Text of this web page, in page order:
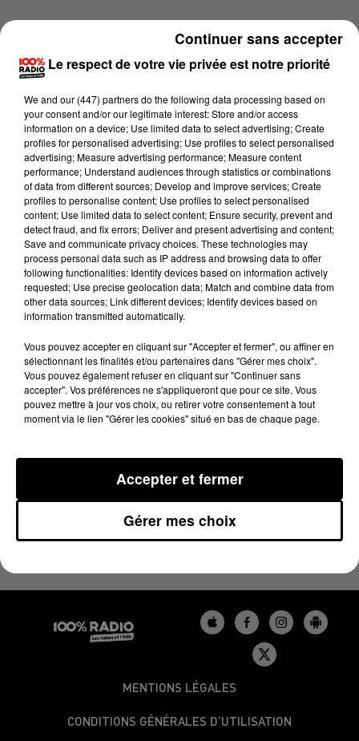
Lecture (5 min 31 sec)
Le carré VIP SUR 100% radio
29 mai 2024 - 5 min 31 sec
LE CARRÉ VIP SUR 100% AVEC LES COACHS
MENTIONS LÉGALES
CONDITIONS GÉNÉRALES D’UTILISATION
Le respect de votre vie privée est notre priorité
We and our (447) partnersdo the following data processing based on
your consent and/or our legitimate interest: Store and/or access
information on a device; Use limited data to select advertising; Create
profiles for personalised advertising; Use profiles to select personalised
advertising; Measure advertising performance; Measure content
performance; Understand audiences through statistics or combinations
of data from different sources; Develop and improve services; Create
profiles to personalise content; Use profiles to select personalised
content; Use limited data to select content; Ensure security, prevent and
detect fraud, and fix errors; Deliver and present advertising and content;
Save and communicate privacy choices. These technologies may
process personal data such as IP address and browsing data to offer
following functionalities: Identify devices based on information actively
requested; Use precise geolocation data; Match and combine data from
other data sources; Link different devices; Identify devices based on
information transmitted automatically.
Vous pouvez accepter en cliquant sur "Accepter et fermer", ou affiner en
sélectionnant les finalités et/ou partenaires dans "Gérer mes choix".
Vous pouvez également refuser en cliquant sur "Continuer sans
accepter". Vos préférences ne s'appliqueront que pour ce site. Vous
pouvez mettre à jour vos choix, ou retirer votre consentement à tout
moment via le lien "Gérer les cookies" situé en bas de chaque page.
Gérer mes choix
Accepter et fermer
Continuer sans accepter